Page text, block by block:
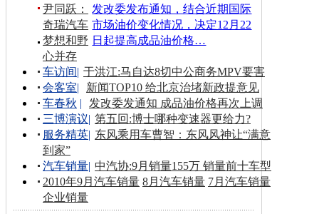
发改委发布通知，结合近期国际
市场油价变化情况，决定12月22
日起提高成品油价格…
尹同跃：
奇瑞汽车
梦想和野
心并存
车访间| 于洪江:马自达8切中公商务MPV要害
会客室|
新闻TOP10 给北京治堵新政提意见
车春秋 |
发改委发通知 成品油价格再次上调
三博演议| 第五回:博士哪种变速器更给力?
服务精英| 东风乘用车曹智：东风风神让“满意
到家”
汽车销量| 中汽协:9月销量155万 销量前十车型
2010年9月汽车销量 8月汽车销量 7月汽车销量
企业销量